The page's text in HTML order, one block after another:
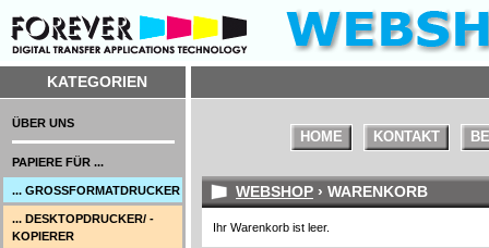
KATEGORIEN
HOME KONTAKT
WEBSHOP › WARENKORB
Ihr Warenkorb ist leer.
ÜBER UNS
PAPIERE FÜR ...
... GROSSFORMATDRUCKER
... DESKTOPDRUCKER/ -
KOPIERER